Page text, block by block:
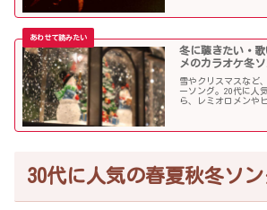
冬に聴きたい・
メのカラオケ冬
雪やクリスマスなど
ーソング。20代に人
ら、レミオロメンや
30代に人気の春夏秋冬ソン